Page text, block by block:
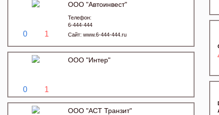
0 1
ООО "Автоинвест"
Телефон:
6-444-444
Сайт: www.6-444-444.ru
0 1
ООО "Интер"
ООО "АСТ Транзит"